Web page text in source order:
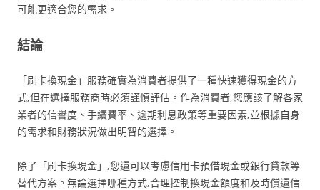
可能更適合您的需求。
結論
「刷卡換現金」服務確實為消費者提供了一種快速獲得現金的方
式,但在選擇服務商時必須謹慎評估。作為消費者,您應該了解各家
業者的信譽度、手續費率、逾期利息政策等重要因素,並根據自身
的需求和財務狀況做出明智的選擇。
除了「刷卡換現金」,您還可以考慮信用卡預借現金或銀行貸款等
替代方案。無論選擇哪種方式,合理控制換現金額度和及時償還信